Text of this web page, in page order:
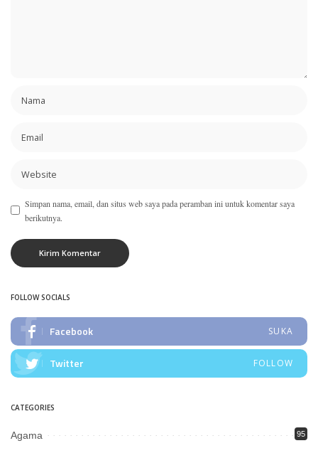
Simpan nama, email, dan situs web saya pada peramban ini untuk komentar saya
berikutnya.
FOLLOW SOCIALS
Facebook SUKA
Twitter FOLLOW
CATEGORIES
Agama 95